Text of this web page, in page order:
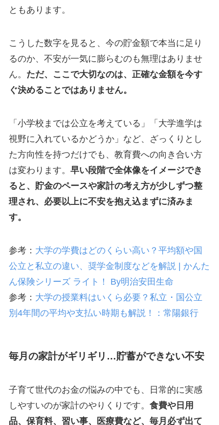
ともあります。
こうした数字を見ると、今の貯金額で本当に足り
るのか、不安が一気に膨らむのも無理はありませ
ん。 ただ、ここで大切なのは、正確な金額を今す
ぐ決めることではありません。
「小学校までは公立を考えている」「大学進学は
視野に入れているかどうか」など、ざっくりとし
た方向性を持つだけでも、教育費への向き合い方
は変わります。 早い段階で全体像をイメージでき
ると、貯金のペースや家計の考え方が少しずつ整
理され、必要以上に不安を抱え込まずに済みま
す。
参考： 大学の学費はどのくらい高い？平均額や国
公立と私立の違い、奨学金制度などを解説 | かんた
ん保険シリーズ ライト！ By明治安田生命
参考： 大学の授業料はいくら必要？私立・国公立
別4年間の平均や支払い時期も解説！：常陽銀行
毎月の家計がギリギリ…貯蓄ができない不安
子育て世代のお金の悩みの中でも、日常的に実感
しやすいのが家計のやりくりです。 食費や日用
品、保育料、習い事、医療費など、毎月必ず出て